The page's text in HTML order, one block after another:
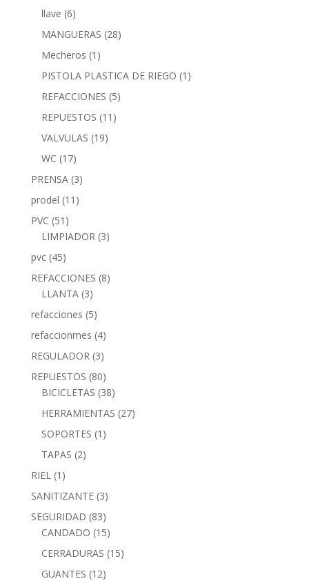
llave (6)
MANGUERAS (28)
Mecheros (1)
PISTOLA PLASTICA DE RIEGO (1)
REFACCIONES (5)
REPUESTOS (11)
VALVULAS (19)
WC (17)
PRENSA (3)
prodel (11)
PVC (51)
LIMPIADOR (3)
pvc (45)
REFACCIONES (8)
LLANTA (3)
refacciones (5)
refaccionmes (4)
REGULADOR (3)
REPUESTOS (80)
BICICLETAS (38)
HERRAMIENTAS (27)
SOPORTES (1)
TAPAS (2)
RIEL (1)
SANITIZANTE (3)
SEGURIDAD (83)
CANDADO (15)
CERRADURAS (15)
GUANTES (12)